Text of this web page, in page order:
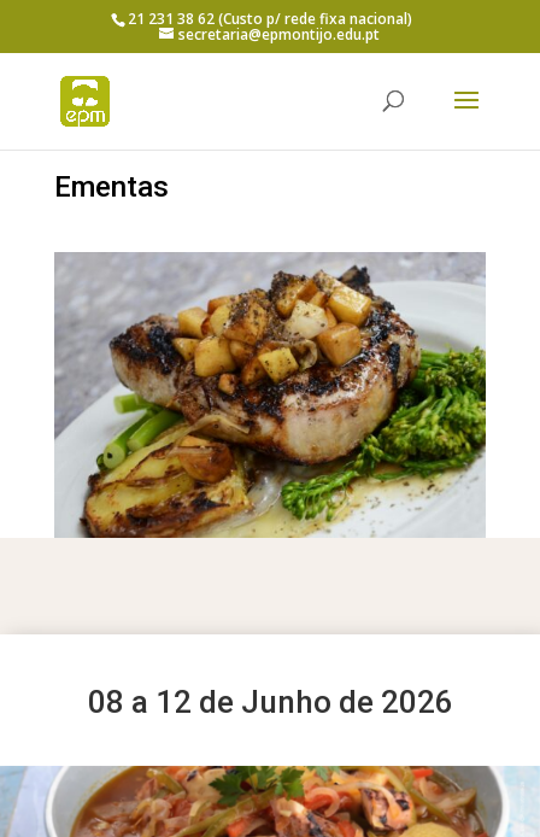
21 231 38 62 (Custo p/ rede fixa nacional)
secretaria@epmontijo.edu.pt
Ementas
08 a 12 de Junho de 2026